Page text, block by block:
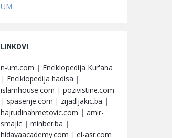
UM
LINKOVI
n-um.com | Enciklopedija Kur'ana
| Enciklopedija hadisa |
islamhouse.com | pozivistine.com
| spasenje.com | zijadljakic.ba |
hajrudinahmetovic.com | amir-
smajic | minber.ba |
hidayaacademy.com | el-asr.com